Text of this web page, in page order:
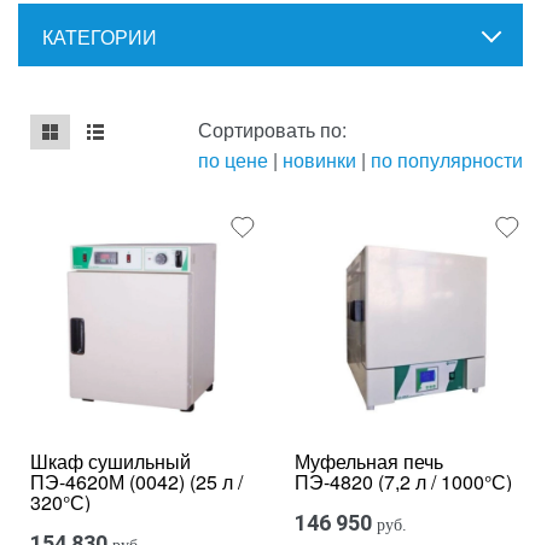
КАТЕГОРИИ
mse2_chunk_default
mse2_chunk_alternate
Сортировать по:
по цене | новинки | по популярности
Шкаф сушильный
ПЭ-4620М (0042) (25 л /
320°С)
Муфельная печь
ПЭ-4820 (7,2 л / 1000°С)
146 950 руб.